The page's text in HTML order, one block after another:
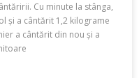
Cu minute la stânga,
și a cântărit 1,2 kilograme
a cântărit din nou și a